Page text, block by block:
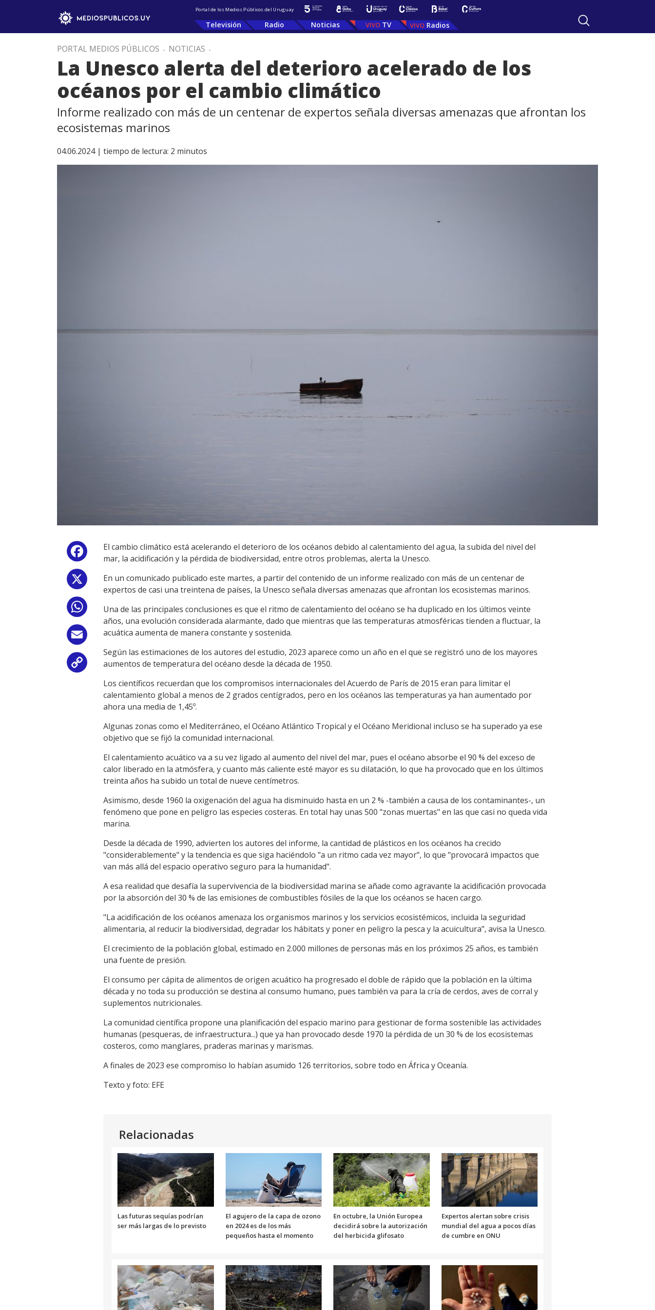
Portal de los Medios Públicos del Uruguay
Televisión Radio Noticias TV Radios
PORTAL MEDIOS PÚBLICOS . NOTICIAS .
La Unesco alerta del deterioro acelerado de los
océanos por el cambio climático
Informe realizado con más de un centenar de expertos señala diversas amenazas que afrontan los
ecosistemas marinos
04.06.2024 | tiempo de lectura: 2 minutos
Facebook
WhatsApp
Email
Copy
Link
El cambio climático está acelerando el deterioro de los océanos debido al calentamiento del agua, la subida del nivel del
mar, la acidificación y la pérdida de biodiversidad, entre otros problemas, alerta la Unesco.
En un comunicado publicado este martes, a partir del contenido de un informe realizado con más de un centenar de
expertos de casi una treintena de países, la Unesco señala diversas amenazas que afrontan los ecosistemas marinos.
Una de las principales conclusiones es que el ritmo de calentamiento del océano se ha duplicado en los últimos veinte
años, una evolución considerada alarmante, dado que mientras que las temperaturas atmosféricas tienden a fluctuar, la
acuática aumenta de manera constante y sostenida.
Según las estimaciones de los autores del estudio, 2023 aparece como un año en el que se registró uno de los mayores
aumentos de temperatura del océano desde la década de 1950.
Los científicos recuerdan que los compromisos internacionales del Acuerdo de París de 2015 eran para limitar el
calentamiento global a menos de 2 grados centígrados, pero en los océanos las temperaturas ya han aumentado por
ahora una media de 1,45º.
Algunas zonas como el Mediterráneo, el Océano Atlántico Tropical y el Océano Meridional incluso se ha superado ya ese
objetivo que se fijó la comunidad internacional.
El calentamiento acuático va a su vez ligado al aumento del nivel del mar, pues el océano absorbe el 90 % del exceso de
calor liberado en la atmósfera, y cuanto más caliente esté mayor es su dilatación, lo que ha provocado que en los últimos
treinta años ha subido un total de nueve centímetros.
Asimismo, desde 1960 la oxigenación del agua ha disminuido hasta en un 2 % -también a causa de los contaminantes-, un
fenómeno que pone en peligro las especies costeras. En total hay unas 500 "zonas muertas" en las que casi no queda vida
marina.
Desde la década de 1990, advierten los autores del informe, la cantidad de plásticos en los océanos ha crecido
"considerablemente" y la tendencia es que siga haciéndolo "a un ritmo cada vez mayor", lo que "provocará impactos que
van más allá del espacio operativo seguro para la humanidad".
A esa realidad que desafía la supervivencia de la biodiversidad marina se añade como agravante la acidificación provocada
por la absorción del 30 % de las emisiones de combustibles fósiles de la que los océanos se hacen cargo.
"La acidificación de los océanos amenaza los organismos marinos y los servicios ecosistémicos, incluida la seguridad
alimentaria, al reducir la biodiversidad, degradar los hábitats y poner en peligro la pesca y la acuicultura", avisa la Unesco.
El crecimiento de la población global, estimado en 2.000 millones de personas más en los próximos 25 años, es también
una fuente de presión.
El consumo per cápita de alimentos de origen acuático ha progresado el doble de rápido que la población en la última
década y no toda su producción se destina al consumo humano, pues también va para la cría de cerdos, aves de corral y
suplementos nutricionales.
La comunidad científica propone una planificación del espacio marino para gestionar de forma sostenible las actividades
humanas (pesqueras, de infraestructura...) que ya han provocado desde 1970 la pérdida de un 30 % de los ecosistemas
costeros, como manglares, praderas marinas y marismas.
A finales de 2023 ese compromiso lo habían asumido 126 territorios, sobre todo en África y Oceanía.
Texto y foto: EFE
Relacionadas
Las futuras sequías podrían
ser más largas de lo previsto
El agujero de la capa de ozono
en 2024 es de los más
pequeños hasta el momento
En octubre, la Unión Europea
decidirá sobre la autorización
del herbicida glifosato
Expertos alertan sobre crisis
mundial del agua a pocos días
de cumbre en ONU